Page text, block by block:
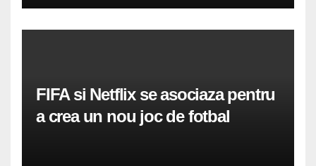
FIFA si Netflix se asociaza pentru
a crea un nou joc de fotbal